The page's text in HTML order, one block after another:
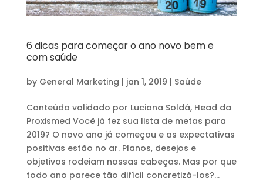
6 dicas para começar o ano novo bem e
com saúde
by General Marketing | jan 1, 2019 | Saúde
Conteúdo validado por Luciana Soldá, Head da
Proxismed Você já fez sua lista de metas para
2019? O novo ano já começou e as expectativas
positivas estão no ar. Planos, desejos e
objetivos rodeiam nossas cabeças. Mas por que
todo ano parece tão difícil concretizá-los?...